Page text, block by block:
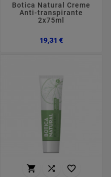
Botica Natural Creme
Anti-transpirante
2x75ml
19,31 €Preço
  